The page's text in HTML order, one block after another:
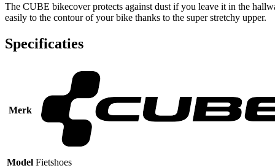
The CUBE bikecover protects against dust if you leave it in the
easily to the contour of your bike thanks to the super stretchy upper.
Specificaties
Merk
Model Fietshoes